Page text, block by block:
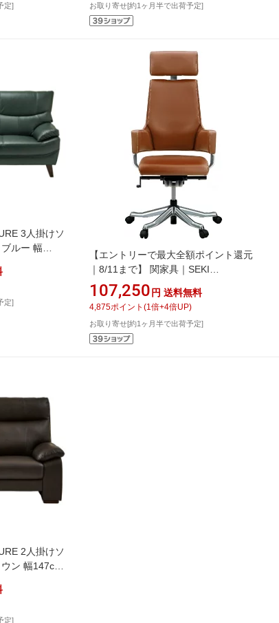
定] お取り寄せ[約1ヶ月半で出荷予定]
3人掛けソ
ルー 幅
250861
定]
【エントリーで最大全額ポイント還元
｜8/11まで】 関家具｜SEKI
FURNITURE 【メリーフェア】オフィ
スチェア デルフィ フルレザー ハイタ
イプ（キャメル/革張り/約幅63.5×奥行
63.5×高さ115〜129×座面高さ40.5〜
50.5cm）【キャンセル・返品不可】
107,250 円 送料無料
4,875ポイント (1 倍+4倍UP)
お取り寄せ[約1ヶ月半で出荷予定]
2人掛けソ
ン 幅147cm
定]